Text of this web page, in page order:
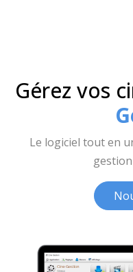
Gérez vos
Le logiciel tout en